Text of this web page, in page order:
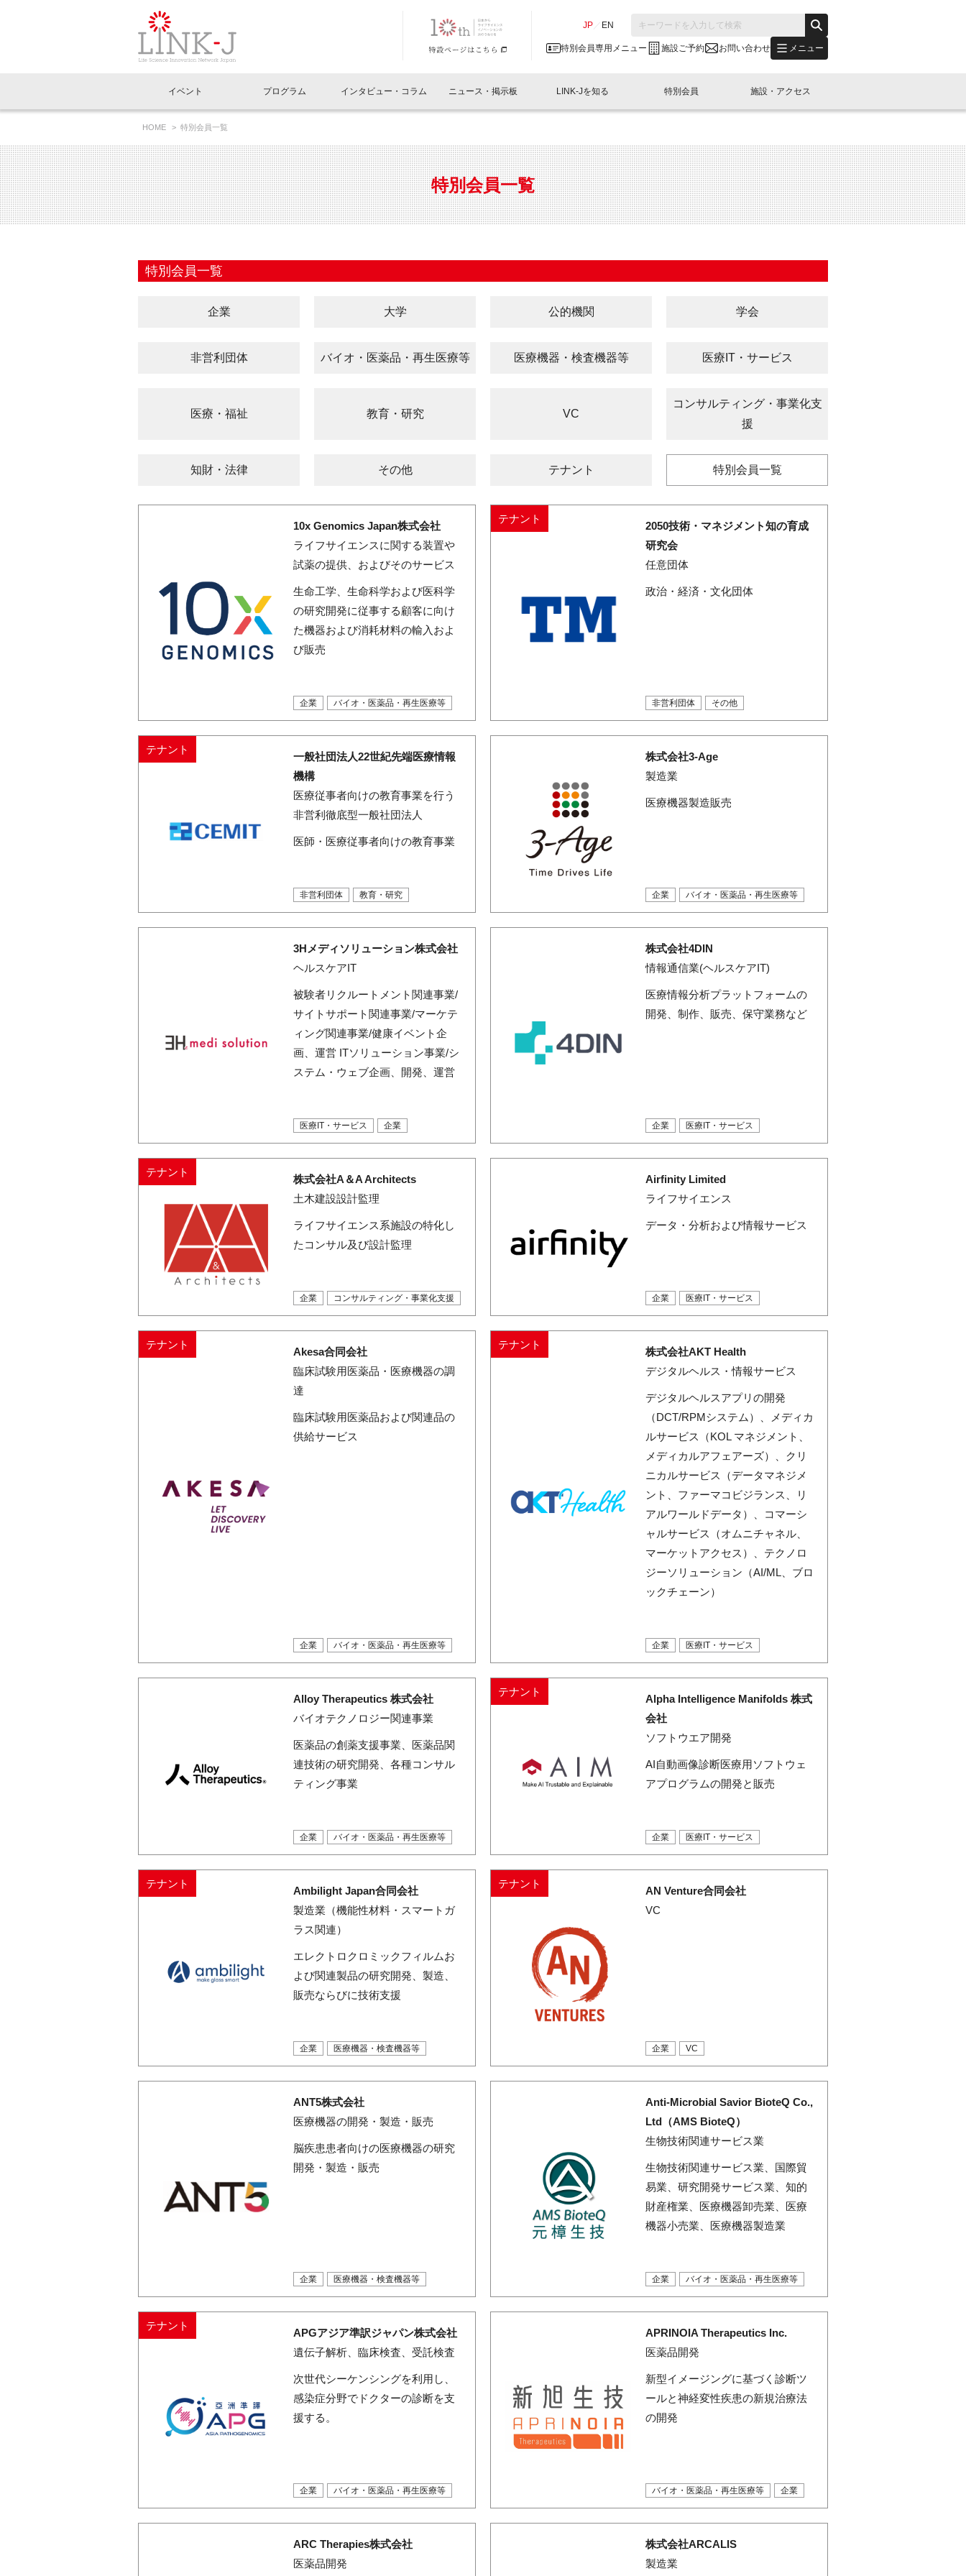
JP EN
特別会員専用メニュー 施設ご予約 お問い合わせ メニュー
イベントお知らせメール登録
閉じる
イベント
イベント一覧
LINK-J主催・共催 特別会員開催
LINK-J協賛・協力 出展・参加
イベントレポート一覧
LINK-J主催・共催 特別会員開催
LINK-J協賛・協力 出展・参加
プログラム
Out of Box相談室 What's "UNIKORN"？ What's "LINK-BioBAY TOKYO"？
インタビュー・コラム
インタビュー・コラム一覧
スペシャルインタビュー ベンチャーインタビュー 会報誌 (News Letter)
連載コラム サポーターコラム 日本橋コラム
ニュース・掲示板
ニュース一覧
トピック プレスリリース
メディア情報 海外関連
協賛・協力
人と情報の交流掲示板一覧
会員プレスリリース ニュース・事業紹介
募集 イベント
LINK-Jを知る
理事長挨拶 Why in Nihonbashi What’s LINK-J WEST
国内外連携 サポーター紹介 事業内容
組織概要 パンフレット GTB日本橋エリアについて
特別会員
特別会員一覧 特別会員について 入会申し込み
専用メニューはこちら
施設・アクセス
ラウンジ・会議室 オフィス・ラボ 施設ご予約
アクセス
HOME 特別会員一覧
特別会員一覧
特別会員一覧
企業 大学 公的機関 学会
非営利団体 バイオ・医薬品・再生医療等 医療機器・検査機器等 医療IT・サービス
医療・福祉 教育・研究 VC
コンサルティング・事業化支
援
知財・法律 その他 テナント 特別会員一覧
10x Genomics Japan株式会社
ライフサイエンスに関する装置や
試薬の提供、およびそのサービス
生命工学、生命科学および医科学
の研究開発に従事する顧客に向け
た機器および消耗材料の輸入およ
び販売
企業 バイオ・医薬品・再生医療等
テナント
2050技術・マネジメント知の育成
研究会
任意団体
政治・経済・文化団体
非営利団体 その他
テナント
一般社団法人22世紀先端医療情報
機構
医療従事者向けの教育事業を行う
非営利徹底型一般社団法人
医師・医療従事者向けの教育事業
非営利団体 教育・研究
株式会社3-Age
製造業
医療機器製造販売
企業 バイオ・医薬品・再生医療等
3Hメディソリューション株式会社
ヘルスケアIT
被験者リクルートメント関連事業/
サイトサポート関連事業/マーケテ
ィング関連事業/健康イベント企
画、運営 ITソリューション事業/シ
ステム・ウェブ企画、開発、運営
医療IT・サービス 企業
株式会社4DIN
情報通信業(ヘルスケアIT)
医療情報分析プラットフォームの
開発、制作、販売、保守業務など
企業 医療IT・サービス
テナント
株式会社A＆A Architects
土木建設設計監理
ライフサイエンス系施設の特化し
たコンサル及び設計監理
企業 コンサルティング・事業化支援
Airfinity Limited
ライフサイエンス
データ・分析および情報サービス
企業 医療IT・サービス
テナント
Akesa合同会社
臨床試験用医薬品・医療機器の調
達
臨床試験用医薬品および関連品の
供給サービス
企業 バイオ・医薬品・再生医療等
テナント
株式会社AKT Health
デジタルヘルス・情報サービス
デジタルヘルスアプリの開発
（DCT/RPMシステム）、メディカ
ルサービス（KOL マネジメント、
メディカルアフェアーズ）、クリ
ニカルサービス（データマネジメ
ント、ファーマコビジランス、リ
アルワールドデータ）、コマーシ
ャルサービス（オムニチャネル、
マーケットアクセス）、テクノロ
ジーソリューション（AI/ML、ブロ
ックチェーン）
企業 医療IT・サービス
Alloy Therapeutics 株式会社
バイオテクノロジー関連事業
医薬品の創薬支援事業、医薬品関
連技術の研究開発、各種コンサル
ティング事業
企業 バイオ・医薬品・再生医療等
テナント
Alpha Intelligence Manifolds 株式
会社
ソフトウエア開発
AI自動画像診断医療用ソフトウェ
アプログラムの開発と販売
企業 医療IT・サービス
テナント
Ambilight Japan合同会社
製造業（機能性材料・スマートガ
ラス関連）
エレクトロクロミックフィルムお
よび関連製品の研究開発、製造、
販売ならびに技術支援
企業 医療機器・検査機器等
テナント
AN Venture合同会社
VC
企業 VC
ANT5株式会社
医療機器の開発・製造・販売
脳疾患患者向けの医療機器の研究
開発・製造・販売
企業 医療機器・検査機器等
Anti-Microbial Savior BioteQ Co.,
Ltd（AMS BioteQ）
生物技術関連サービス業
生物技術関連サービス業、国際貿
易業、研究開発サービス業、知的
財産権業、医療機器卸売業、医療
機器小売業、医療機器製造業
企業 バイオ・医薬品・再生医療等
テナント
APGアジア準訳ジャパン株式会社
遺伝子解析、臨床検査、受託検査
次世代シーケンシングを利用し、
感染症分野でドクターの診断を支
援する。
企業 バイオ・医薬品・再生医療等
APRINOIA Therapeutics Inc.
医薬品開発
新型イメージングに基づく診断ツ
ールと神経変性疾患の新規治療法
の開発
バイオ・医薬品・再生医療等 企業
ARC Therapies株式会社
医薬品開発
株式会社ARCALIS
製造業